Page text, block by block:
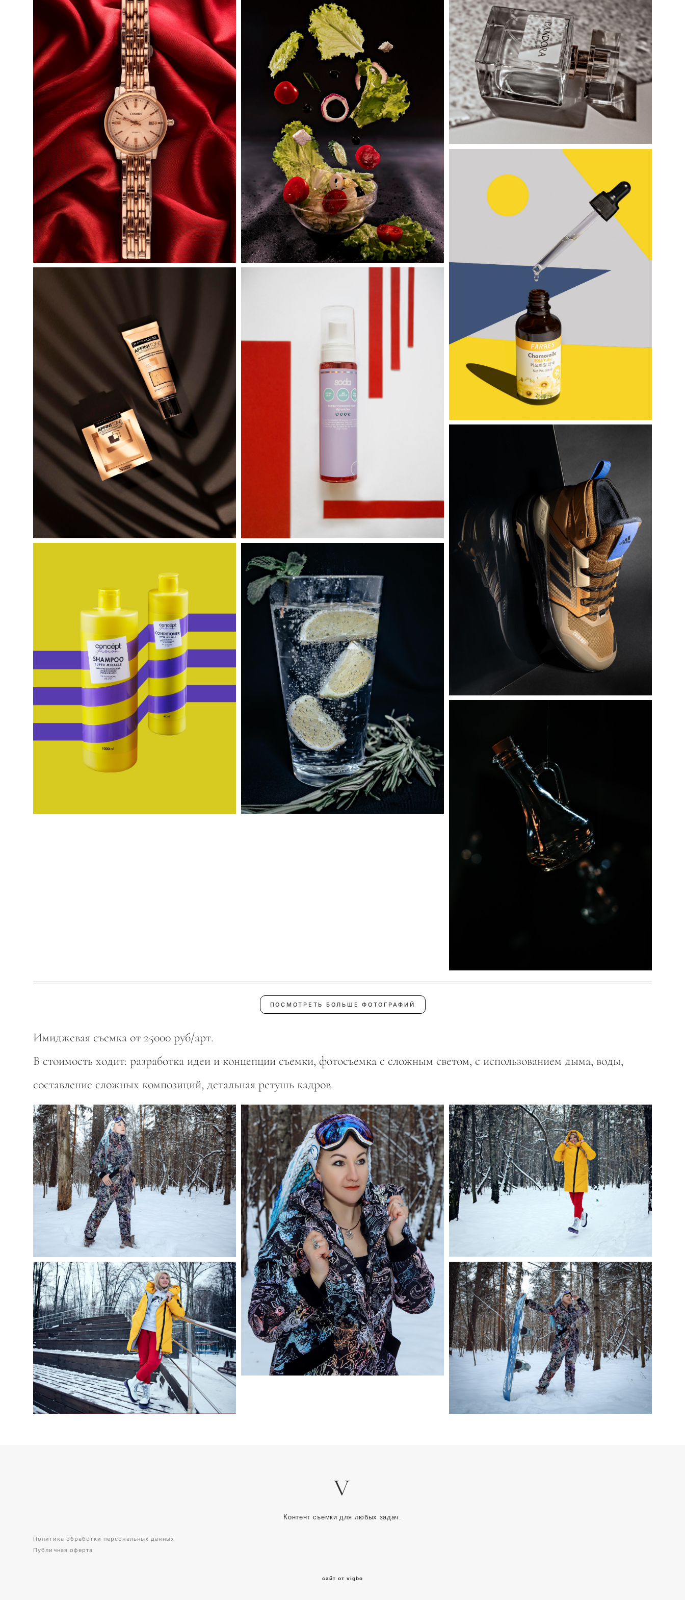
ПОСМОТРЕТЬ БОЛЬШЕ ФОТОГРАФИЙ
Имиджевая съемка от 25000 руб/арт.
В стоимость ходит: разработка идеи и концепции съемки, фотосъемка с сложным светом, с использованием дыма, воды,
составление сложных композиций, детальная ретушь кадров.
V
Контент съемки для любых задач.
Политика обработки персональных данных
Публичная оферта
сайт от vigbo